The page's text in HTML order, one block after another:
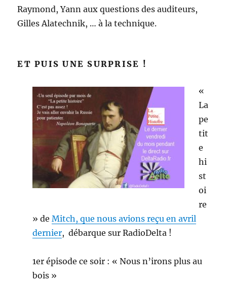
Raymond, Yann aux questions des auditeurs,
Gilles Alatechnik, … à la technique.
ET PUIS UNE SURPRISE !
«
La
pe
tit
e
hi
st
oi
re
» deMitch, que nous avions reçu en avril
dernier, débarque sur RadioDelta !
1er épisode ce soir : « Nous n’irons plus au
bois »